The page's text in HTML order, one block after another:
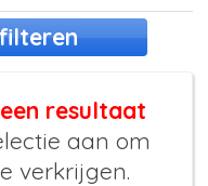
resultaat
aan om
verkrijgen.